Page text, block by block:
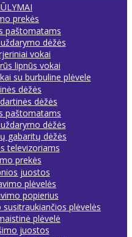
prekės
paštomatams
dėžės
vokai
lipnūs vokai
su burbuline plėvele
dėžės
dėžės
paštomatams
dėžės
gabaritų dėžės
televizoriams
prekės
juostos
plėvelės
popierius
susitraukiančios plėvelės
plėvelė
juostos